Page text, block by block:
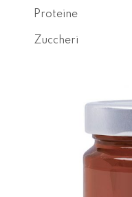
Proteine
Zuccheri